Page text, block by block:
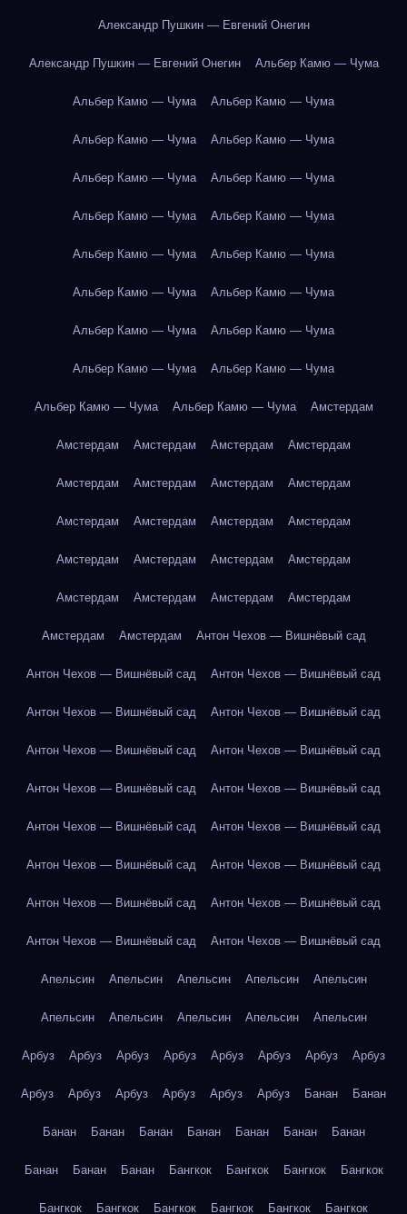
Александр Пушкин — Евгений Онегин
Александр Пушкин — Евгений Онегин Альбер Камю — Чума
Альбер Камю — Чума Альбер Камю — Чума
Альбер Камю — Чума Альбер Камю — Чума
Альбер Камю — Чума Альбер Камю — Чума
Альбер Камю — Чума Альбер Камю — Чума
Альбер Камю — Чума Альбер Камю — Чума
Альбер Камю — Чума Альбер Камю — Чума
Альбер Камю — Чума Альбер Камю — Чума
Альбер Камю — Чума Альбер Камю — Чума
Альбер Камю — Чума Альбер Камю — Чума Амстердам
Амстердам Амстердам Амстердам Амстердам
Амстердам Амстердам Амстердам Амстердам
Амстердам Амстердам Амстердам Амстердам
Амстердам Амстердам Амстердам Амстердам
Амстердам Амстердам Амстердам Амстердам
Амстердам Амстердам Антон Чехов — Вишнёвый сад
Антон Чехов — Вишнёвый сад Антон Чехов — Вишнёвый сад
Антон Чехов — Вишнёвый сад Антон Чехов — Вишнёвый сад
Антон Чехов — Вишнёвый сад Антон Чехов — Вишнёвый сад
Антон Чехов — Вишнёвый сад Антон Чехов — Вишнёвый сад
Антон Чехов — Вишнёвый сад Антон Чехов — Вишнёвый сад
Антон Чехов — Вишнёвый сад Антон Чехов — Вишнёвый сад
Антон Чехов — Вишнёвый сад Антон Чехов — Вишнёвый сад
Антон Чехов — Вишнёвый сад Антон Чехов — Вишнёвый сад
Апельсин Апельсин Апельсин Апельсин Апельсин
Апельсин Апельсин Апельсин Апельсин Апельсин
Арбуз Арбуз Арбуз Арбуз Арбуз Арбуз Арбуз Арбуз
Арбуз Арбуз Арбуз Арбуз Арбуз Арбуз Банан Банан
Банан Банан Банан Банан Банан Банан Банан
Банан Банан Банан Бангкок Бангкок Бангкок Бангкок
Бангкок Бангкок Бангкок Бангкок Бангкок Бангкок